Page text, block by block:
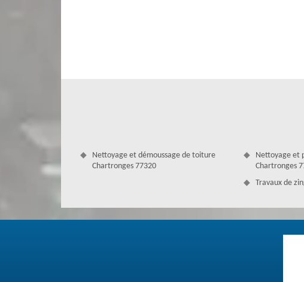
Couverture Antoine est un professionnel artisan qui intervient
travaux de toiture. En effet, nous nous occupons de réaliser la
Nettoyage et démoussage de toiture
Chartronges 77320
Nettoyage et
Chartronges
Travaux de